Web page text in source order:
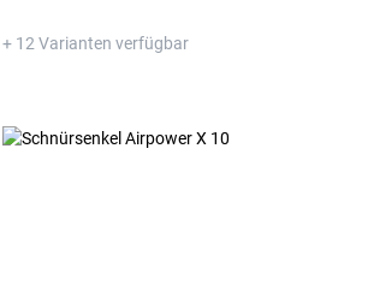
+ 12 Varianten verfügbar